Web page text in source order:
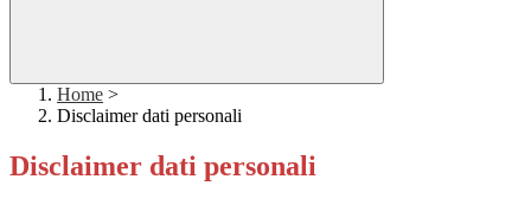
Home >
Disclaimer dati personali
Disclaimer dati personali